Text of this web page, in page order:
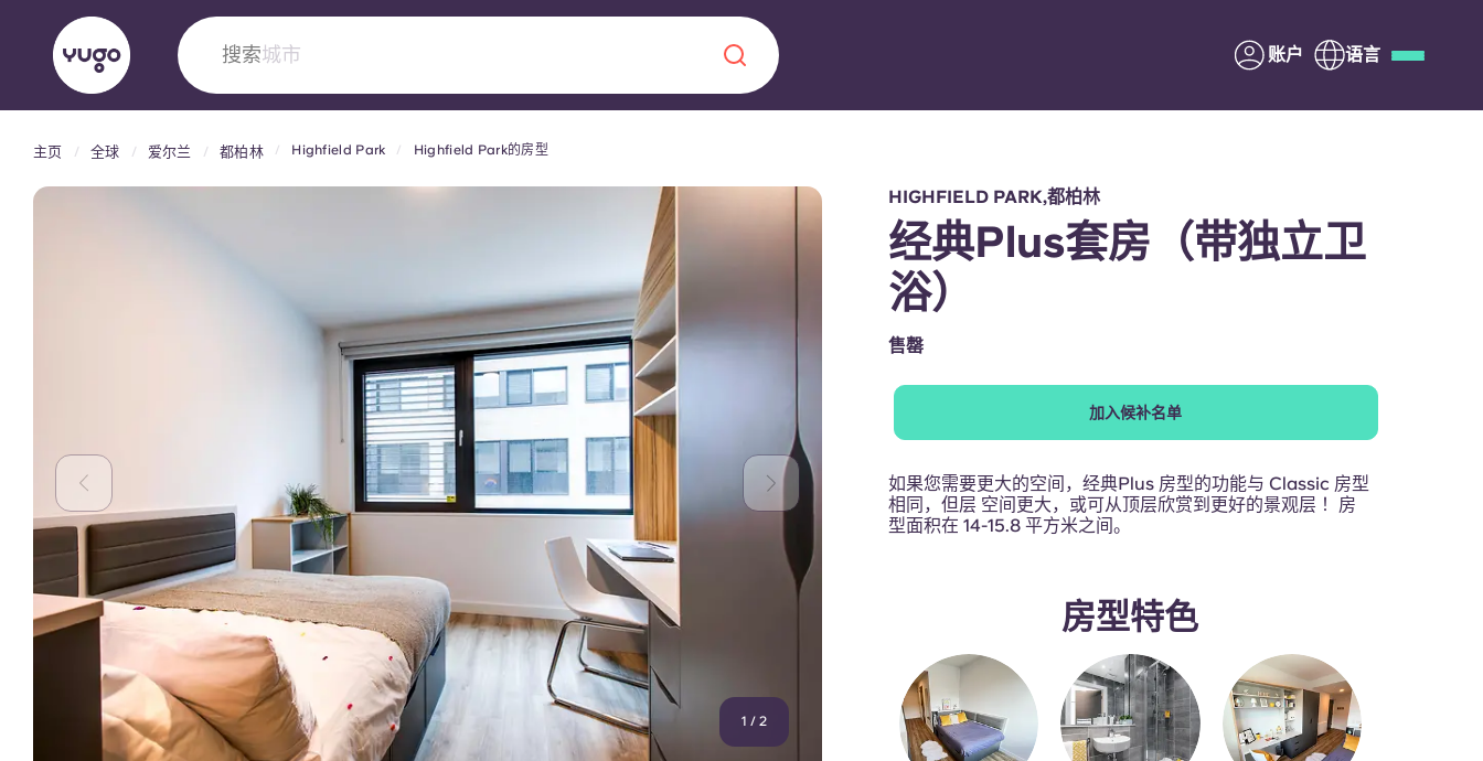
搜索国家 账户 语言
关于我们地点更多
Yugo VCARB：引领公寓新时代
Yugo与VCARB的开创性合作，激发创新精神，点燃雄心壮志，缔造难
关于我们
常见问题解答 家长须知
联系我们
English (GB)
主页 全球 爱尔兰 都柏林 Highfield Park Highfield Park的房型
1 / 2
HIGHFIELD PARK,都柏林
经典Plus套房（带独立卫
浴）
售罄
加入候补名单
如果您需要更大的空间，经典Plus 房型的功能与 Classic 房型
相同，但层 空间更大，或可从顶层欣赏到更好的景观层 ！房
型面积在 14-15.8 平方米之间。
房型特色